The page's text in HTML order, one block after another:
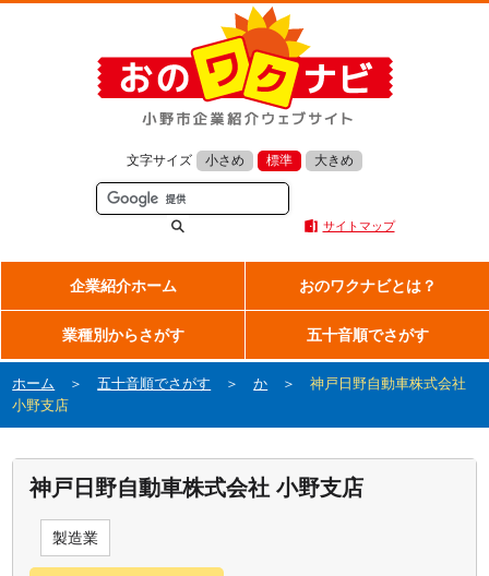
文字サイズ 小さめ 標準 大きめ
サイトマップ
企業紹介ホーム おのワクナビとは？
業種別からさがす 五十音順でさがす
ホーム ＞五十音順でさがす ＞か ＞神戸日野自動車株式会社
小野支店
神戸日野自動車株式会社 小野支店
製造業